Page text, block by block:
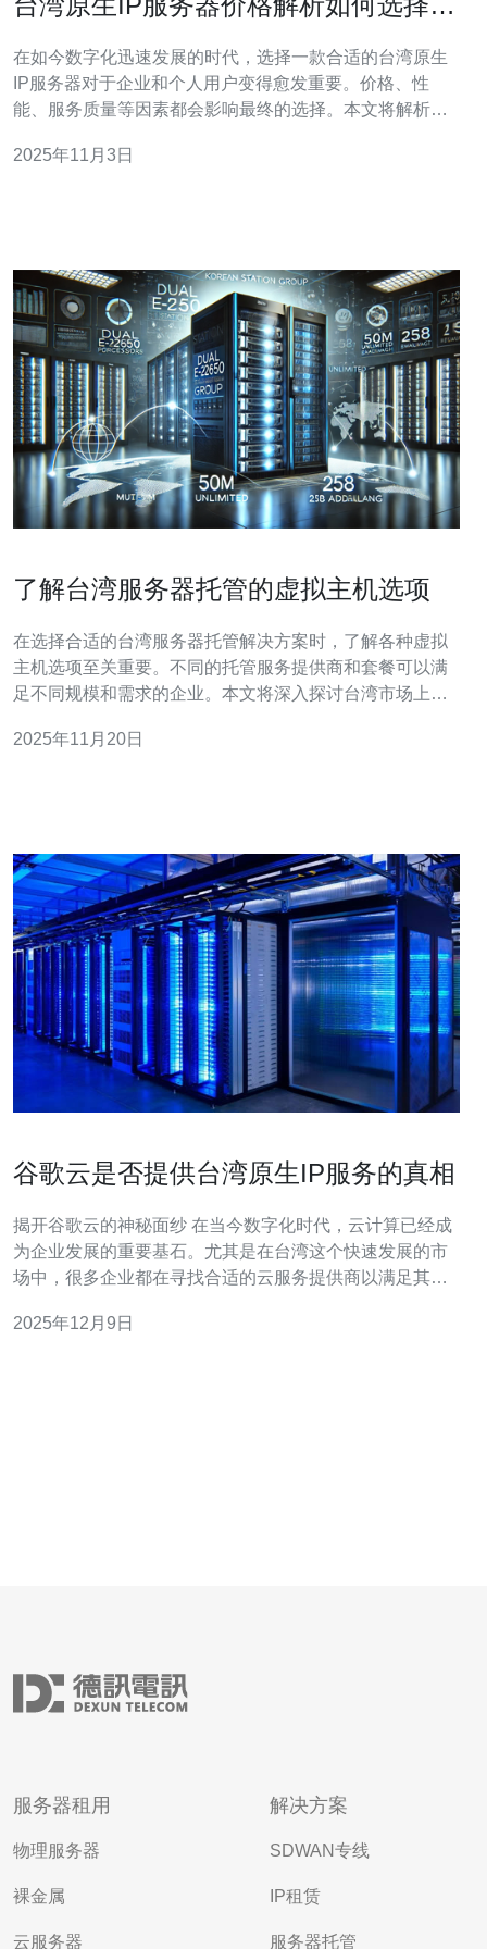
在如今数字化迅速发展的时代，选择一款合适的台湾原生
IP服务器对于企业和个人用户变得愈发重要。价格、性
能、服务质量等因素都会影响最终的选择。本文将解析台
佳选择。 台湾原生IP服务器的基本概念 台湾原生IP服务器
2025年11月3日
了解台湾服务器托管的虚拟主机选项
在选择合适的台湾服务器托管解决方案时，了解各种虚拟
主机选项至关重要。不同的托管服务提供商和套餐可以满
足不同规模和需求的企业。本文将深入探讨台湾市场上最
赖的服务提供商，以帮助用户在网络环境中取得成功。 台
2025年11月20日
谷歌云是否提供台湾原生IP服务的真相
揭开谷歌云的神秘面纱 在当今数字化时代，云计算已经成
为企业发展的重要基石。尤其是在台湾这个快速发展的市
场中，很多企业都在寻找合适的云服务提供商以满足其业
论却并不明确。本文将为您揭示这一问题的真相，并提供
2025年12月9日
服务器租用
物理服务器
裸金属
云服务器
解决方案
SDWAN专线
IP租赁
服务器托管